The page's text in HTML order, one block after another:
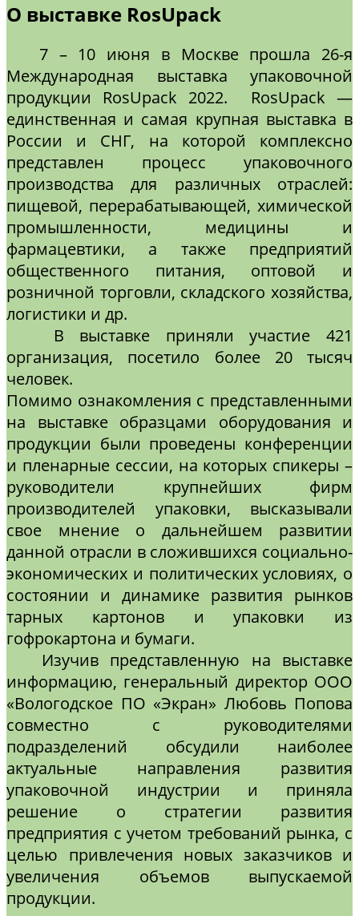
О выставке RosUpack
7 – 10 июня в Москве прошла 26-я
Международная выставка упаковочной
продукции RosUpack 2022. RosUpack —
единственная и самая крупная выставка в
России и СНГ, на которой комплексно
представлен процесс упаковочного
производства для различных отраслей:
пищевой, перерабатывающей, химической
промышленности, медицины и
фармацевтики, а также предприятий
общественного питания, оптовой и
розничной торговли, складского хозяйства,
логистики и др.
В выставке приняли участие 421
организация, посетило более 20 тысяч
человек.
Помимо ознакомления с представленными
на выставке образцами оборудования и
продукции были проведены конференции
и пленарные сессии, на которых спикеры –
руководители крупнейших фирм
производителей упаковки, высказывали
свое мнение о дальнейшем развитии
данной отрасли в сложившихся социально-
экономических и политических условиях, о
состоянии и динамике развития рынков
тарных картонов и упаковки из
гофрокартона и бумаги.
Изучив представленную на выставке
информацию, генеральный директор ООО
«Вологодское ПО «Экран» Любовь Попова
совместно с руководителями
подразделений обсудили наиболее
актуальные направления развития
упаковочной индустрии и приняла
решение о стратегии развития
предприятия с учетом требований рынка, с
целью привлечения новых заказчиков и
увеличения объемов выпускаемой
продукции.